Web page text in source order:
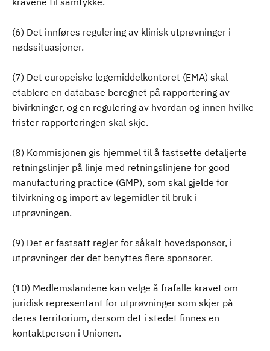
(6) Det innføres regulering av klinisk utprøvninger i
nødssituasjoner.
(7) Det europeiske legemiddelkontoret (EMA) skal
etablere en database beregnet på rapportering av
bivirkninger, og en regulering av hvordan og innen hvilke
frister rapporteringen skal skje.
(8) Kommisjonen gis hjemmel til å fastsette detaljerte
retningslinjer på linje med retningslinjene for good
manufacturing practice (GMP), som skal gjelde for
tilvirkning og import av legemidler til bruk i
utprøvningen.
(9) Det er fastsatt regler for såkalt hovedsponsor, i
utprøvninger der det benyttes flere sponsorer.
(10) Medlemslandene kan velge å frafalle kravet om
juridisk representant for utprøvninger som skjer på
deres territorium, dersom det i stedet finnes en
kontaktperson i Unionen.